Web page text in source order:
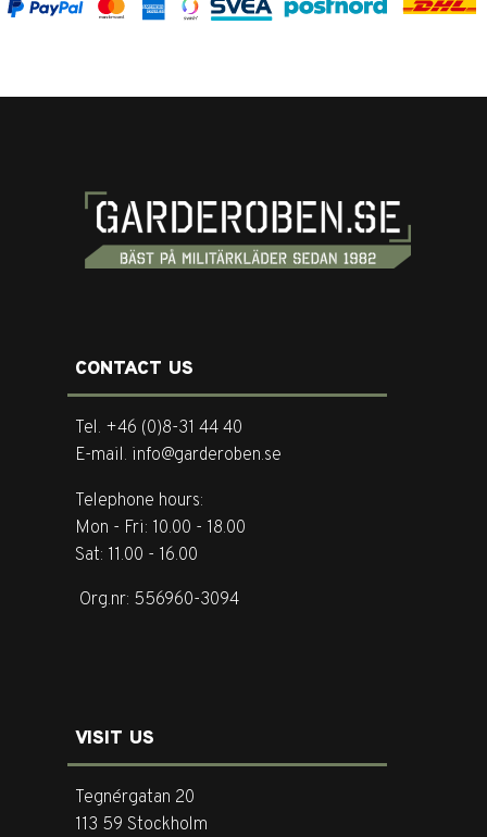
CONTACT US
Tel. +46 (0)8-31 44 40
E-mail. info@garderoben.se
Telephone hours:
Mon - Fri: 10.00 - 18.00
Sat: 11.00 - 16.00
Org.nr: 556960-3094
VISIT US
Tegnérgatan 20
113 59 Stockholm